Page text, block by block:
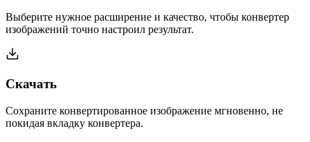
Выберите нужное расширение и качество, чтобы конвертер
изображений точно настроил результат.
Скачать
Сохраните конвертированное изображение мгновенно, не
покидая вкладку конвертера.